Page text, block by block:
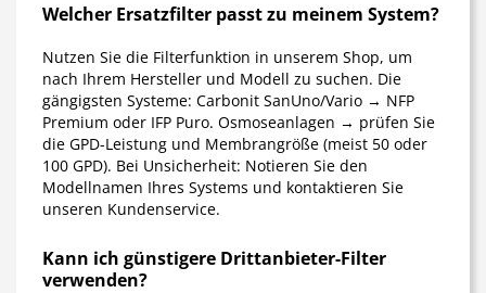
Welcher Ersatzfilter passt zu meinem System?
Nutzen Sie die Filterfunktion in unserem Shop, um
nach Ihrem Hersteller und Modell zu suchen. Die
gängigsten Systeme: Carbonit SanUno/Vario → NFP
Premium oder IFP Puro. Osmoseanlagen → prüfen Sie
die GPD-Leistung und Membrangröße (meist 50 oder
100 GPD). Bei Unsicherheit: Notieren Sie den
Modellnamen Ihres Systems und kontaktieren Sie
unseren Kundenservice.
Kann ich günstigere Drittanbieter-Filter
verwenden?